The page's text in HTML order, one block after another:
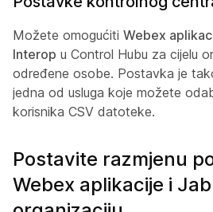
Možete omogućiti Webex
Interop u Control Hubu za cijelu
određene osobe. Postavka je
jedna od usluga koje možete
korisnika CSV datoteke.
Postavite razmjenu
Webex aplikacije i